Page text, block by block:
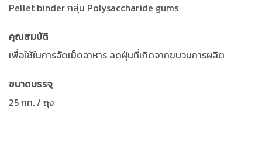
Pellet binder กลุ่ม Polysaccharide gums
คุณสมบัติ
เพื่อใช้ในการอัดเม็ดอาหาร ลดฝุ่นที่เกิดจากขบวนการผลิต
ขนาดบรรจุ
25 กก. / ถุง